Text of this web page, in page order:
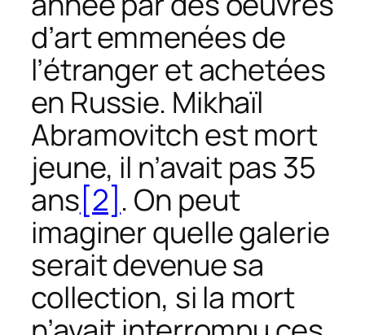
d’art emmenées de
l’étranger et achetées
en Russie. Mikhaïl
Abramovitch est mort
jeune, il n’avait pas 35
ans[2]. On peut
imaginer quelle galerie
serait devenue sa
collection, si la mort